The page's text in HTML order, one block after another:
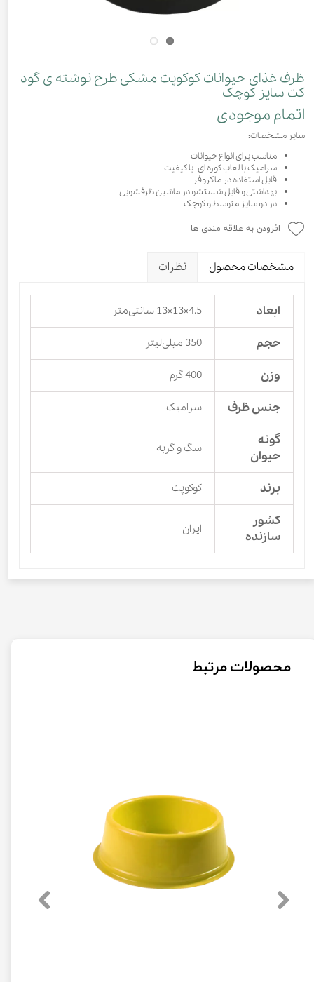
ظرف غذای حیوانات کوکوپت مشکی طرح نوشته ی گود
کت سایز کوچک
اتمام موجودی
سایر مشخصات:
مناسب برای انواع حیوانات
سرامیک با لعاب کوره ای با کیفیت
قابل استفاده در ماکروفر
بهداشتی و قابل شستشو در ماشین ظرفشویی
در دو سایز متوسط و کوچک
افزودن به علاقه مندی ها
مشخصات محصول نظرات
ابعاد 4.5×13×13 سانتی‌متر
حجم 350 میلی‌لیتر
وزن 400 گرم
جنس ظرف سرامیک
گونه
حیوان
سگ و گربه
برند کوکوپت
کشور
سازنده
ایران
محصولات مرتبط